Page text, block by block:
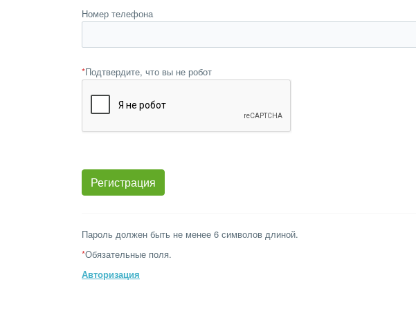
Номер телефона
*Подтвердите, что вы не робот
Пароль должен быть не менее 6 символов длиной.
*Обязательные поля.
Авторизация